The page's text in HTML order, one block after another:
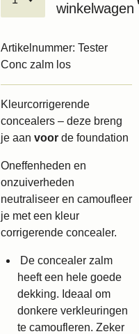
winkelwagen
Artikelnummer: Tester
Conc zalm los
Kleurcorrigerende
concealers – deze breng
je aan voor de foundation
Oneffenheden en
onzuiverheden
neutraliseer en camoufleer
je met een kleur
corrigerende concealer.
De concealer zalm
heeft een hele goede
dekking. Ideaal om
donkere verkleuringen
te camoufleren. Zeker